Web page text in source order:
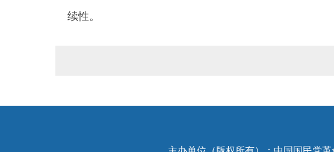
续性。